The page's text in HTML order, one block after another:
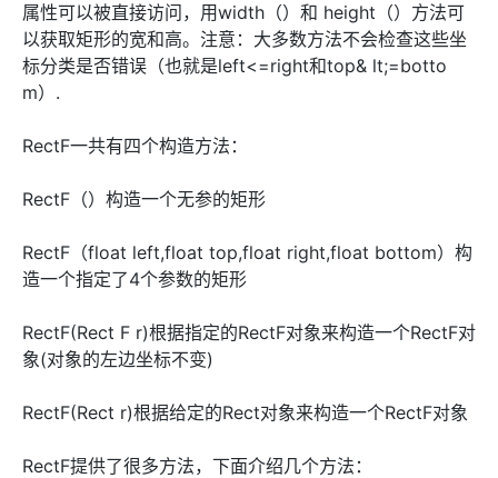
属性可以被直接访问，用width（）和 height（）方法可
以获取矩形的宽和高。注意：大多数方法不会检查这些坐
标分类是否错误（也就是left<=right和top& lt;=botto
m）.
RectF一共有四个构造方法：
RectF（）构造一个无参的矩形
RectF（float left,float top,float right,float bottom）构
造一个指定了4个参数的矩形
RectF(Rect F r)根据指定的RectF对象来构造一个RectF对
象(对象的左边坐标不变)
RectF(Rect r)根据给定的Rect对象来构造一个RectF对象
RectF提供了很多方法，下面介绍几个方法：